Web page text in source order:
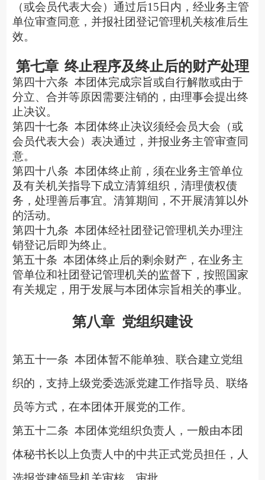
（或会员代表大会）通过后15日内，经业务主管
单位审查同意，并报社团登记管理机关核准后生
效。
第七章 终止程序及终止后的财产处理
第四十六条 本团体完成宗旨或自行解散或由于
分立、合并等原因需要注销的，由理事会提出终
止决议。
第四十七条 本团体终止决议须经会员大会（或
会员代表大会）表决通过，并报业务主管审查同
意。
第四十八条 本团体终止前，须在业务主管单位
及有关机关指导下成立清算组织，清理债权债
务，处理善后事宜。清算期间，不开展清算以外
的活动。
第四十九条 本团体经社团登记管理机关办理注
销登记后即为终止。
第五十条 本团体终止后的剩余财产，在业务主
管单位和社团登记管理机关的监督下，按照国家
有关规定，用于发展与本团体宗旨相关的事业。
第八章 党组织建设
第五十一条 本团体暂不能单独、联合建立党组
织的，支持上级党委选派党建工作指导员、联络
员等方式，在本团体开展党的工作。
第五十二条 本团体党组织负责人，一般由本团
体秘书长以上负责人中的中共正式党员担任，人